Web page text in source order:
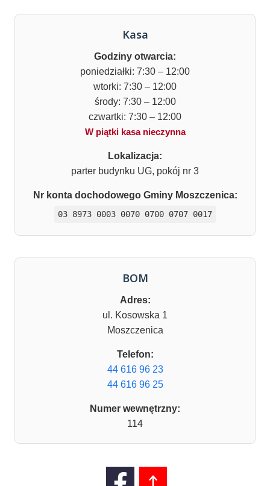
Kasa
Godziny otwarcia:
poniedziałki: 7:30 – 12:00
wtorki: 7:30 – 12:00
środy: 7:30 – 12:00
czwartki: 7:30 – 12:00
W piątki kasa nieczynna
Lokalizacja:
parter budynku UG, pokój nr 3
Nr konta dochodowego Gminy Moszczenica:
03 8973 0003 0070 0700 0707 0017
BOM
Adres:
ul. Kosowska 1
Moszczenica
Telefon:
44 616 96 23
44 616 96 25
Numer wewnętrzny:
114